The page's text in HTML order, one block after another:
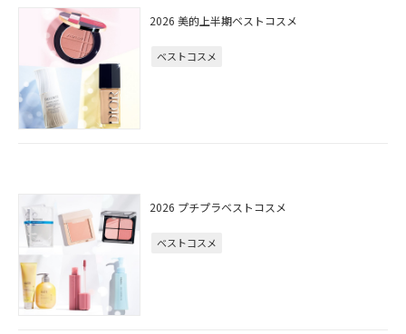
2026 美的上半期ベストコスメ
ベストコスメ
2026 プチプラベストコスメ
ベストコスメ